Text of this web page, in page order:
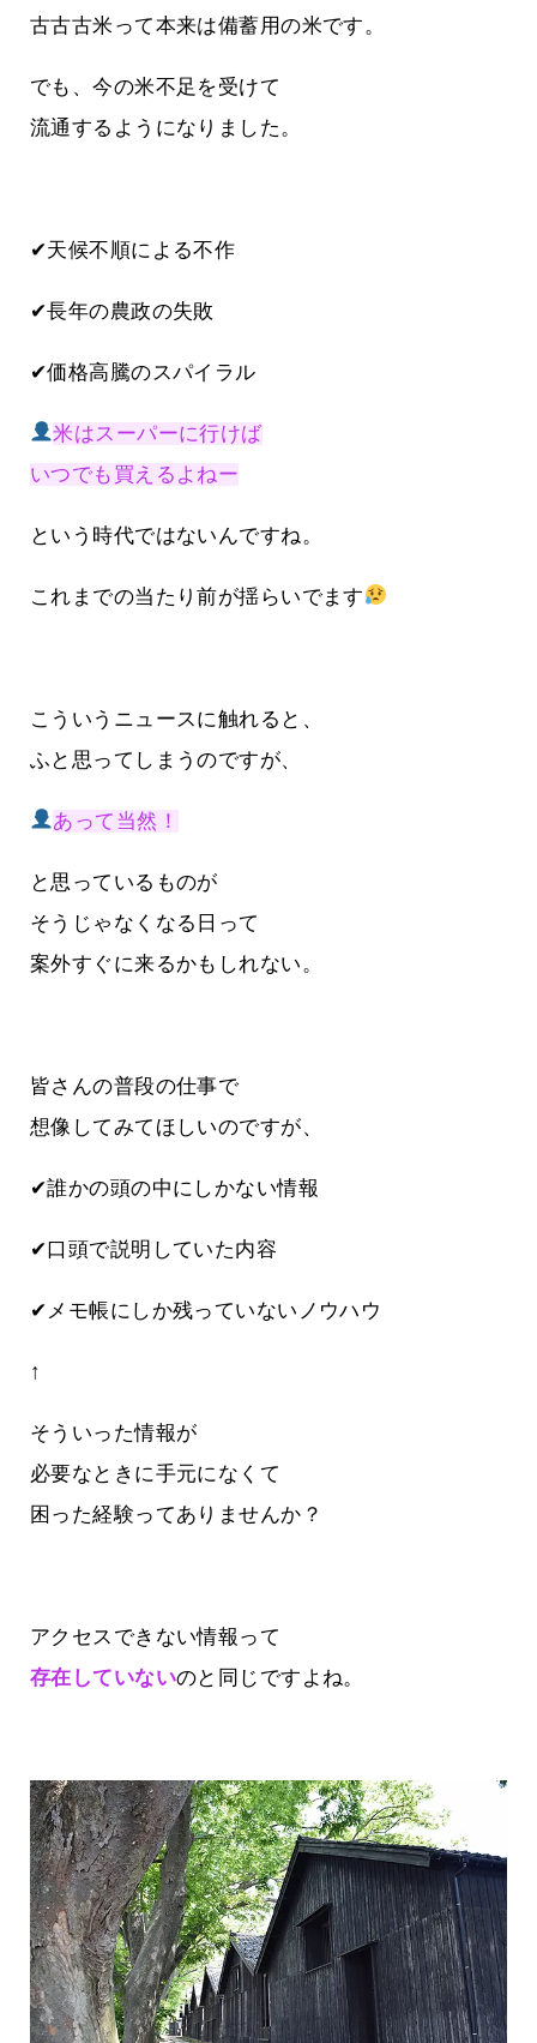
古古古米って本来は備蓄用の米です。
でも、今の米不足を受けて
流通するようになりました。
✔天候不順による不作
✔長年の農政の失敗
✔価格高騰のスパイラル
米はスーパーに行けば
いつでも買えるよねー
という時代ではないんですね。
これまでの当たり前が揺らいでます
こういうニュースに触れると、
ふと思ってしまうのですが、
あって当然！
と思っているものが
そうじゃなくなる日って
案外すぐに来るかもしれない。
皆さんの普段の仕事で
想像してみてほしいのですが、
✔誰かの頭の中にしかない情報
✔口頭で説明していた内容
✔メモ帳にしか残っていないノウハウ
↑
そういった情報が
必要なときに手元になくて
困った経験ってありませんか？
アクセスできない情報って
存在していないのと同じですよね。